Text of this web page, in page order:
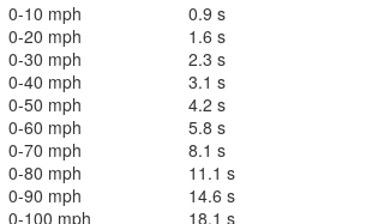
0-10 mph
0.9 s
0-20 mph
1.6 s
0-30 mph
2.3 s
0-40 mph
3.1 s
0-50 mph
4.2 s
0-60 mph
5.8 s
0-70 mph
8.1 s
0-80 mph
11.1 s
0-90 mph
14.6 s
0-100 mph
18.1 s